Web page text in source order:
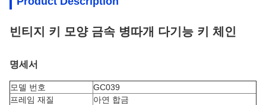
빈티지 키 모양 금속 병따개 다기능 키 체인
명세서
모델 번호
GC039
프레임 재질
아연 합금